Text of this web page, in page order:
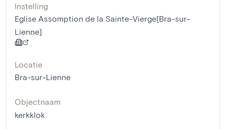
Instelling
Eglise Assomption de la Sainte-Vierge[Bra-sur-
Lienne]
Locatie
Bra-sur-Lienne
Objectnaam
kerkklok